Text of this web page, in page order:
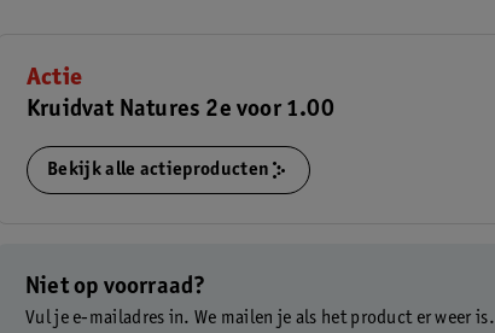
Actie
Kruidvat Natures 2e voor 1.00
Bekijk alle actieproducten
Niet op voorraad?
Vul je e-mailadres in. We mailen je als het product er weer is.